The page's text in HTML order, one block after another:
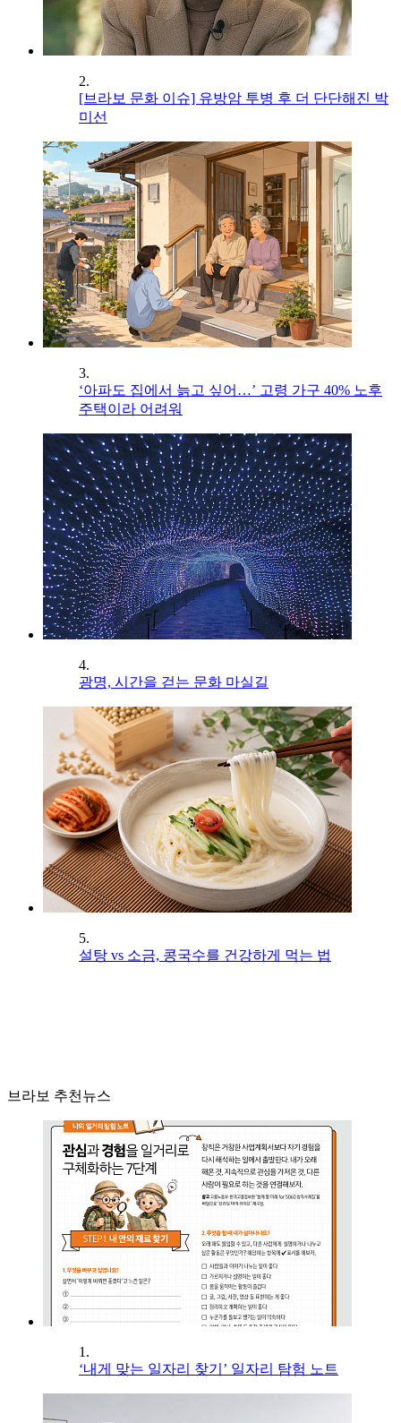
2.
[브라보 문화 이슈] 유방암 투병 후 더 단단해진 박
미선
3.
‘아파도 집에서 늙고 싶어…’ 고령 가구 40% 노후
주택이라 어려워
4.
광명, 시간을 걷는 문화 마실길
5.
설탕 vs 소금, 콩국수를 건강하게 먹는 법
브라보 추천뉴스
1.
‘내게 맞는 일자리 찾기’ 일자리 탐험 노트